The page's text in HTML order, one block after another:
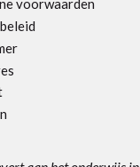
voorwaarden